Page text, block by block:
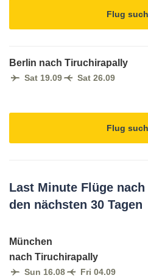
Flug
Berlin nach Tiruchirapally
Sat 19.09 Sat 26.09
Flug
Last Minute Flüge
den nächsten 30 Tagen
München
nach Tiruchirapally
Sun 16.08 Fri 04.09